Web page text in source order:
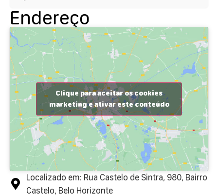
Endereço
Clique para aceitar os cookies
marketing e ativar este conteúdo
Localizado em: Rua Castelo de Sintra, 980, Bairro
Castelo, Belo Horizonte